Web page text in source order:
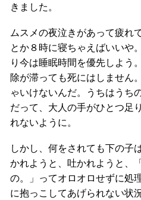
きました。
ムスメの夜泣きがあって疲れ
とか８時に寝ちゃえばいいや
り今は睡眠時間を優先しよう
除が滞っても死にはしません
ゃいけないんだ。うちはうち
だって、大人の手がひとつ足
れないように。
しかし、何をされても下の子
かれようと、吐かれようと、
の。」ってオロオロせずに処
に抱っこしてあげられない状